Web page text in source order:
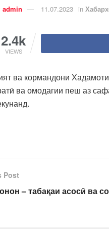
admin 11.07.2023 in
2.4k
VIEWS
ва кормандони
ва омодагии пеш аз
Post
– табақаи асосӣ ва